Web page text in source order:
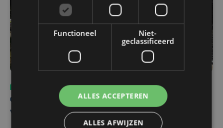
ma 3 augustus | 17:39
Champions League leeft in Oostende: lange wachtrij
voor tickets Union - Bodø/Glimt
Functioneel
Niet-
geclassificeerd
ALLES ACCEPTEREN
ALLES AFWIJZEN